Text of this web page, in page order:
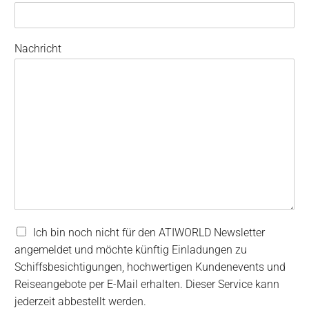
Nachricht
N
w
s
l
e
Ich bin noch nicht für den ATIWORLD Newsletter
angemeldet und möchte künftig Einladungen zu
Schiffsbesichtigungen, hochwertigen Kundenevents und
Reiseangebote per E-Mail erhalten. Dieser Service kann
jederzeit abbestellt werden.